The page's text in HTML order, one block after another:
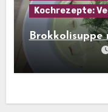
Kochrezepte:
Brokkolisuppe